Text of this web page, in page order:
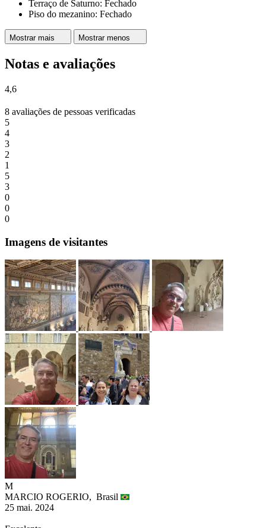
Terraço de Saturno: Fechado
Piso do mezanino: Fechado
Mostrar mais Mostrar menos
Notas e avaliações
4,6
8 avaliações de pessoas verificadas
5
4
3
2
1
5
3
0
0
0
Imagens de visitantes
M
MARCIO ROGERIO, Brasil
25 mai. 2024